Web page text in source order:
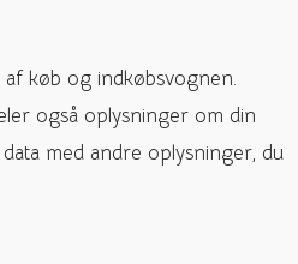
køb og indkøbsvognen.
også oplysninger om din
med andre oplysninger, du